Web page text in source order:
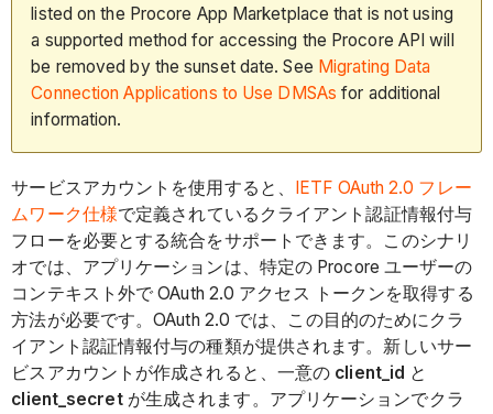
listed on the Procore App Marketplace that is not using
a supported method for accessing the Procore API will
be removed by the sunset date. See Migrating Data
Connection Applications to Use DMSAs for additional
information.
サービスアカウントを使用すると、
IETF OAuth 2.0 フレー
ムワーク仕様で定義されているクライアント認証情報付与
フローを必要とする統合をサポートできます。このシナリ
オでは、アプリケーションは、特定の Procore ユーザーの
コンテキスト外で OAuth 2.0 アクセス トークンを取得する
方法が必要です。OAuth 2.0 では、この目的のためにクラ
イアント認証情報付与の種類が提供されます。新しいサー
ビスアカウントが作成されると、一意の client_id と
client_secretが生成されます。アプリケーションでクラ